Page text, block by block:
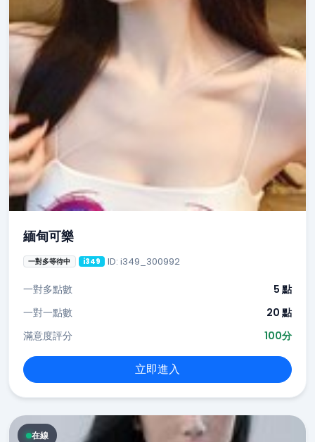
緬甸可樂
一對多等待中 i349 ID: i349_300992
一對多點數
5 點
一對一點數
20 點
滿意度評分
100分
立即進入
在線